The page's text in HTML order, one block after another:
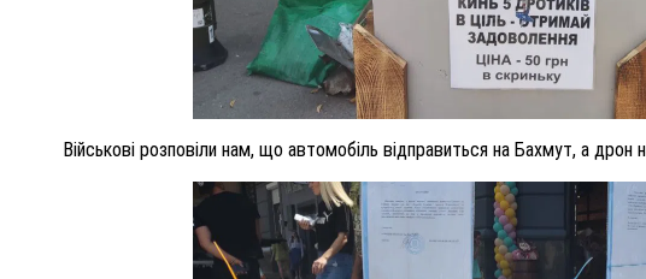
Військові розповіли нам, що автомобіль відправиться на Бахмут, а дрон